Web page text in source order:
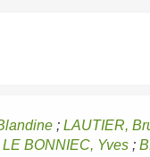
;LAUTIER,
LE BONNIEC, Yves ;